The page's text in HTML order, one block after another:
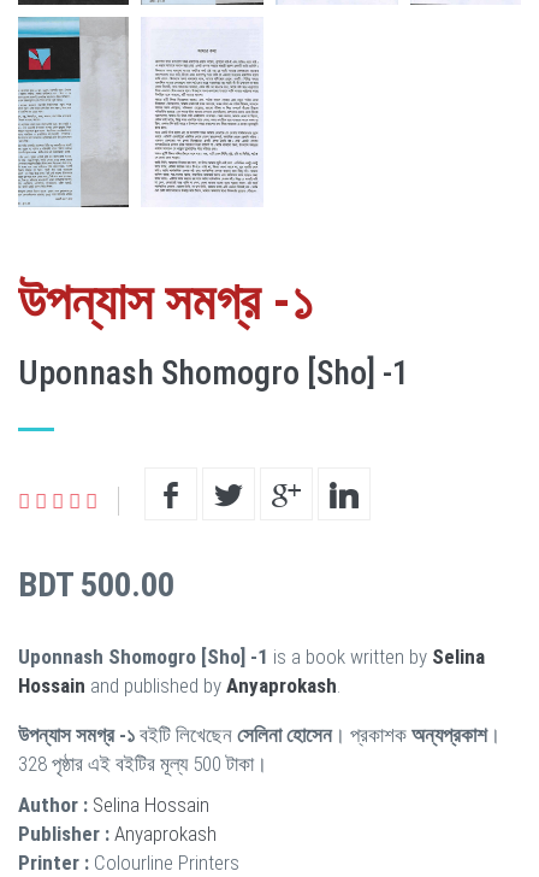
উপন্যাস সমগ্র -১
Uponnash Shomogro [Sho] -1
BDT 500.00
Uponnash Shomogro [Sho] -1 is a book written by Selina
Hossain and published by Anyaprokash.
উপন্যাস সমগ্র -১ বইটি লিখেছেন সেলিনা হোসেন। প্রকাশক অন্যপ্রকাশ।
328 পৃষ্ঠার এই বইটির মূল্য 500 টাকা।
Author : Selina Hossain
Publisher : Anyaprokash
Printer : Colourline Printers